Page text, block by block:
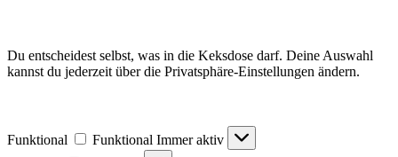
Du entscheidest selbst, was in die Keksdose darf. Deine Auswahl
kannst du jederzeit über die Privatsphäre-Einstellungen ändern.
Funktional Funktional Immer aktiv